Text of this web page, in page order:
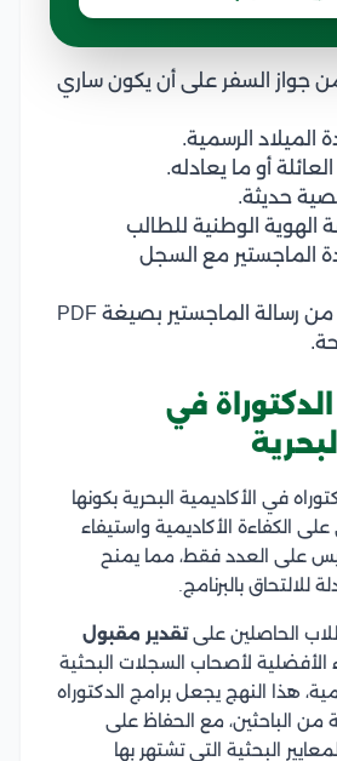
جواز السفر على أن يكون ساري
الرسمية.
أو ما يعادله.
الوطنية للطالب
الماجستير مع السجل
نسخة إلكترونية من رسالة الماجستير بصيغة PDF
في
في الأكاديمية البحرية بكونها
الكفاءة الأكاديمية واستيفاء
على العدد فقط، مما يمنح
للالتحاق بالبرنامج.
الحاصلين علىتقدير مقبول
الأفضلية لأصحاب السجلات البحثية
هذا النهج يجعل برامج الدكتوراه
من الباحثين، مع الحفاظ على
البحثية التي تشتهر بها